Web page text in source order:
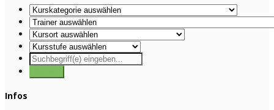
Infos